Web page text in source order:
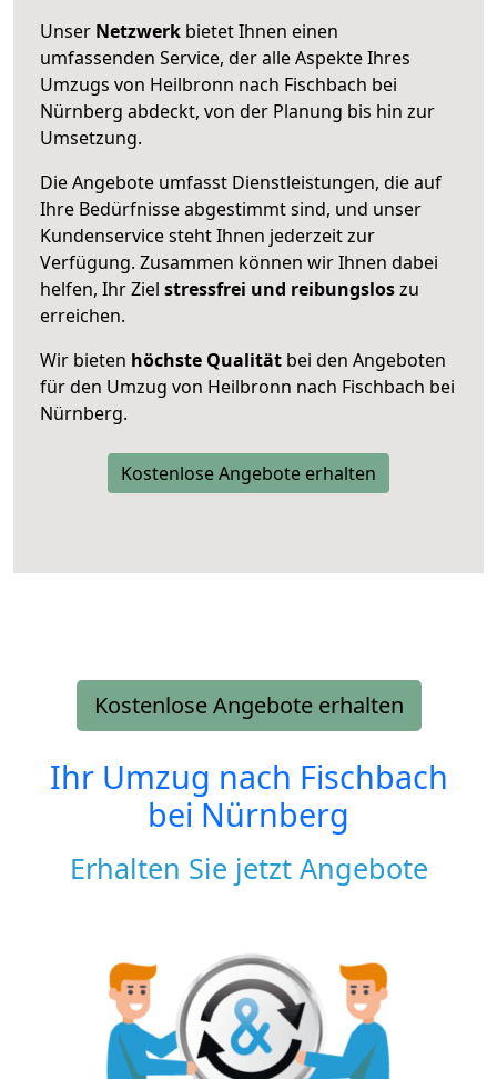
Unser Netzwerk bietet Ihnen einen
umfassenden Service, der alle Aspekte Ihres
Umzugs von Heilbronn nach Fischbach bei
Nürnberg abdeckt, von der Planung bis hin zur
Umsetzung.
Die Angebote umfasst Dienstleistungen, die auf
Ihre Bedürfnisse abgestimmt sind, und unser
Kundenservice steht Ihnen jederzeit zur
Verfügung. Zusammen können wir Ihnen dabei
helfen, Ihr Ziel stressfrei und reibungsloszu
erreichen.
Wir bieten höchste Qualität bei den Angeboten
für den Umzug von Heilbronn nach Fischbach bei
Nürnberg.
Kostenlose Angebote erhalten
Kostenlose Angebote erhalten
Ihr Umzug nach Fischbach
bei Nürnberg
Erhalten Sie jetzt Angebote